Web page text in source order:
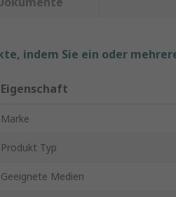
indem Sie ein oder
Eigenschaft
Marke
Produkt Typ
Geeignete Medien